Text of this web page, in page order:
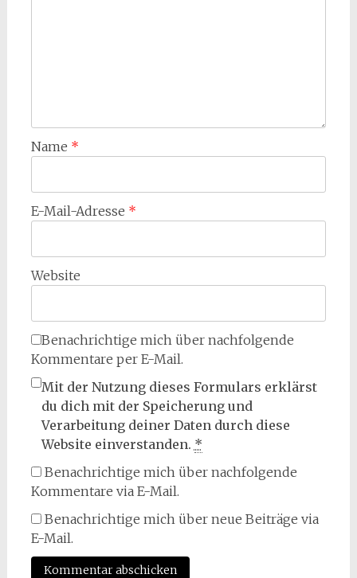
Name *
E-Mail-Adresse *
Website
Benachrichtige mich über nachfolgende
Kommentare per E-Mail.
Mit der Nutzung dieses Formulars erklärst
du dich mit der Speicherung und
Verarbeitung deiner Daten durch diese
Website einverstanden. *
Benachrichtige mich über nachfolgende
Kommentare via E-Mail.
Benachrichtige mich über neue Beiträge via
E-Mail.